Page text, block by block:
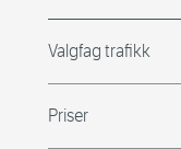
Valgfag trafikk
Priser